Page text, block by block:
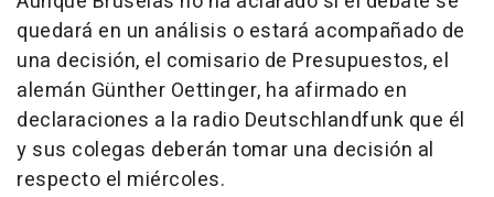
quedará en un análisis o estará acompañado de
una decisión, el comisario de Presupuestos, el
alemán Günther Oettinger, ha afirmado en
declaraciones a la radio Deutschlandfunk que él
y sus colegas deberán tomar una decisión al
respecto el miércoles.